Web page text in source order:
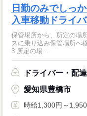
日勤のみでしっ
入車移動ドライ
保管場所から、所定の場所へ 車を移動するお仕事です！ 1.
スに乗り込み保管場所へ移動 2.保管場所で担当の車をピッ
3.所定の場...
ドライバー・配
愛知県豊橋市
時給1,300円～